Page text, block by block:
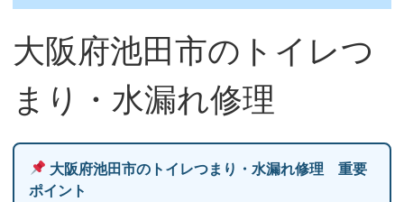
大阪府池田市のトイレつ
まり・水漏れ修理
大阪府池田市のトイレつまり・水漏れ修理 重要
ポイント